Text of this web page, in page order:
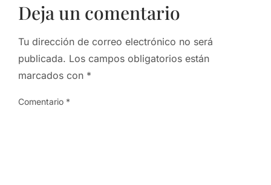
Deja un comentario
Tu dirección de correo electrónico no será
publicada. Los campos obligatorios están
marcados con *
Comentario *